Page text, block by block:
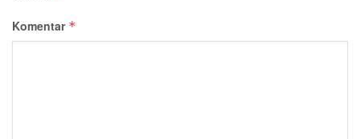
Komentar *